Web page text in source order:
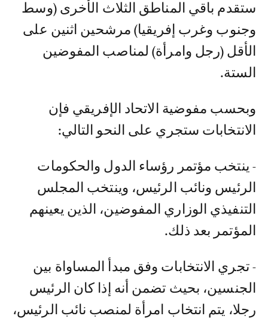
ستقدم باقي المناطق الثلاث الأخرى (وسط
وجنوب وغرب إفريقيا) مرشحين اثنين على
الأقل (رجل وامرأة) لمناصب المفوضين
الستة.
وبحسب مفوضية الاتحاد الإفريقي فإن
الانتخابات ستجري على النحو التالي:
- ينتخب مؤتمر رؤساء الدول والحكومات
الرئيس ونائب الرئيس، وينتخب المجلس
التنفيذي الوزاري المفوضين، الذين يعينهم
المؤتمر بعد ذلك.
- تجري الانتخابات وفق مبدأ المساواة بين
الجنسين، بحيث تضمن أنه إذا كان الرئيس
رجلا، يتم انتخاب امرأة لمنصب نائب الرئيس،